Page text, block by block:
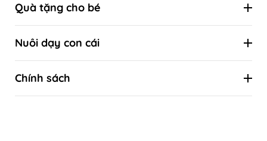
Đồ chơi theo tuổi
Quà tặng cho bé
Combo ưu đãi
Quà tặng sinh nhật
Nuôi dạy con cái
Kiến thức nuôi con khoa học
Kiến thức khoa học về sự phát triển của trẻ
Chính sách
Liên hệ